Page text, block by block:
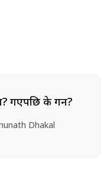
गएपछि के गर्ने?
Dhakal